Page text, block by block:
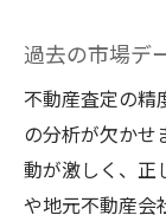
査定
プロ
誤差
査定
査定結果
過去の市場デ
不動産査定の精
の分析が欠かせ
動が激しく、正
や地元不動産会